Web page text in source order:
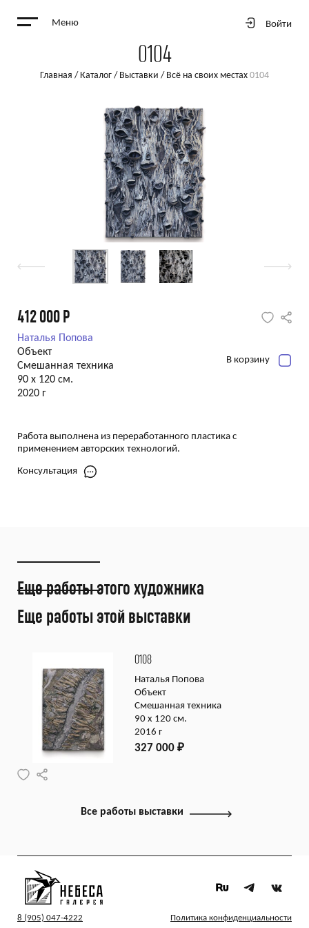
Меню Войти
0104
Главная / Каталог / Выставки / Всё на своих местах 0104
412 000 Р
Наталья Попова
Объект
Смешанная техника
90 х 120 см.
2020 г
В корзину
Работа выполнена из переработанного пластика с
применением авторских технологий.
Консультация
Еще работы этого художника
Еще работы этой выставки
0108
Наталья Попова
Объект
Смешанная техника
90 х 120 см.
2016 г
327 000 ₽
Все работы выставки
8 (905) 047-4222 Политика конфиденциальности